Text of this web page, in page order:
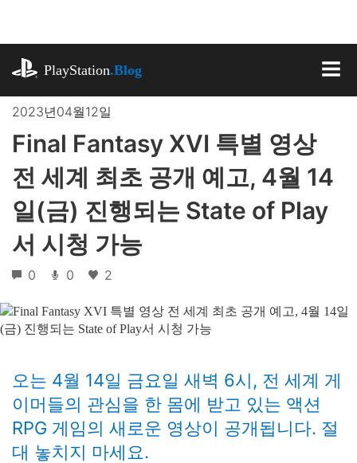
로
뛰
PlayStation.Blog
2023년04월12일
Final Fantasy XVI 특별 영상
전 세계 최초 공개 예고, 4월 14
일(금) 진행되는 State of Play
서 시청 가능
0 0 2
오는 4월 14일 금요일 새벽 6시, 전 세계 게
이머들의 관심을 한 몸에 받고 있는 액션
RPG 게임의 새로운 영상이 공개됩니다. 절
대 놓치지 마세요.